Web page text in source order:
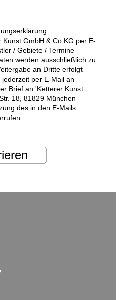
GmbH & Co KG per E-
/ Gebiete / Termine
werden ausschließlich zu
an Dritte erfolgt
per E-Mail an
Brief an 'Ketterer Kunst
18, 81829 München
des in den E-Mails